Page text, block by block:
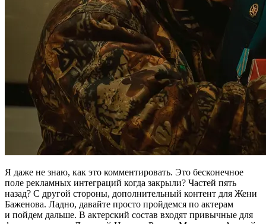
Я даже не знаю, как это комментировать. Это бесконечное
поле рекламных интеграций когда закрыли? Частей пять
назад? С другой стороны, дополнительный контент для Жени
Баженова. Ладно, давайте просто пройдемся по актерам
и пойдем дальше. В актерский состав входят привычные для